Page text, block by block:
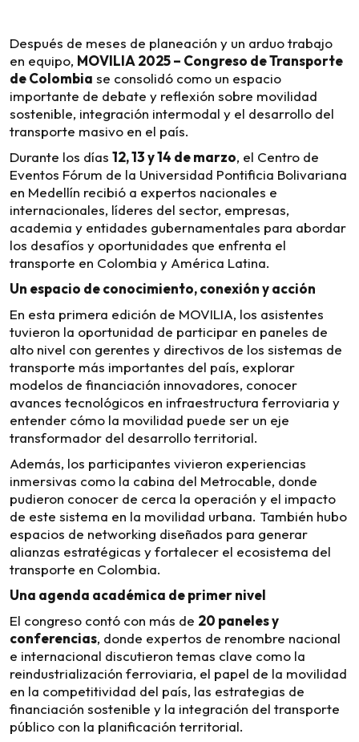
Después de meses de planeación y un arduo trabajo
en equipo, MOVILIA 2025 – Congreso de Transporte
de Colombia se consolidó como un espacio
importante de debate y reflexión sobre movilidad
sostenible, integración intermodal y el desarrollo del
transporte masivo en el país.
Durante los días 12, 13 y 14 de marzo, el Centro de
Eventos Fórum de la Universidad Pontificia Bolivariana
en Medellín recibió a expertos nacionales e
internacionales, líderes del sector, empresas,
academia y entidades gubernamentales para abordar
los desafíos y oportunidades que enfrenta el
transporte en Colombia y América Latina.
Un espacio de conocimiento, conexión y acción
En esta primera edición de MOVILIA, los asistentes
tuvieron la oportunidad de participar en paneles de
alto nivel con gerentes y directivos de los sistemas de
transporte más importantes del país, explorar
modelos de financiación innovadores, conocer
avances tecnológicos en infraestructura ferroviaria y
entender cómo la movilidad puede ser un eje
transformador del desarrollo territorial.
Además, los participantes vivieron experiencias
inmersivas como la cabina del Metrocable, donde
pudieron conocer de cerca la operación y el impacto
de este sistema en la movilidad urbana. También hubo
espacios de networking diseñados para generar
alianzas estratégicas y fortalecer el ecosistema del
transporte en Colombia.
Una agenda académica de primer nivel
El congreso contó con más de 20 paneles y
conferencias, donde expertos de renombre nacional
e internacional discutieron temas clave como la
reindustrialización ferroviaria, el papel de la movilidad
en la competitividad del país, las estrategias de
financiación sostenible y la integración del transporte
público con la planificación territorial.